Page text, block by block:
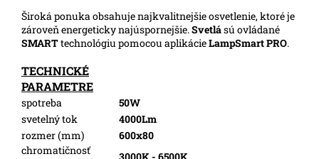
Široká ponuka obsahuje najkvalitnejšie osvetlenie, ktoré je
zároveň energeticky najúspornejšie.Svetlású ovládané
SMARTtechnológiu pomocou aplikácieLampSmart PRO.
TECHNICKÉ
PARAMETRE
spotreba
50W
svetelný tok
4000Lm
rozmer (mm)
600x80
chromatičnosť